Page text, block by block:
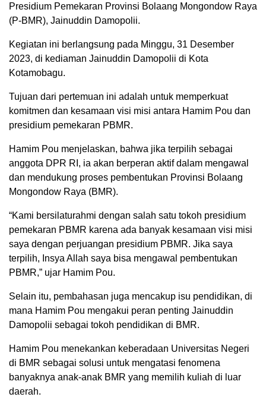
Presidium Pemekaran Provinsi Bolaang Mongondow Raya
(P-BMR), Jainuddin Damopolii.
Kegiatan ini berlangsung pada Minggu, 31 Desember
2023, di kediaman Jainuddin Damopolii di Kota
Kotamobagu.
Tujuan dari pertemuan ini adalah untuk memperkuat
komitmen dan kesamaan visi misi antara Hamim Pou dan
presidium pemekaran PBMR.
Hamim Pou menjelaskan, bahwa jika terpilih sebagai
anggota DPR RI, ia akan berperan aktif dalam mengawal
dan mendukung proses pembentukan Provinsi Bolaang
Mongondow Raya (BMR).
“Kami bersilaturahmi dengan salah satu tokoh presidium
pemekaran PBMR karena ada banyak kesamaan visi misi
saya dengan perjuangan presidium PBMR. Jika saya
terpilih, Insya Allah saya bisa mengawal pembentukan
PBMR,” ujar Hamim Pou.
Selain itu, pembahasan juga mencakup isu pendidikan, di
mana Hamim Pou mengakui peran penting Jainuddin
Damopolii sebagai tokoh pendidikan di BMR.
Hamim Pou menekankan keberadaan Universitas Negeri
di BMR sebagai solusi untuk mengatasi fenomena
banyaknya anak-anak BMR yang memilih kuliah di luar
daerah.